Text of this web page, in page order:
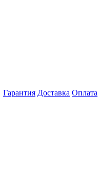
Гарантия Доставка Оплата